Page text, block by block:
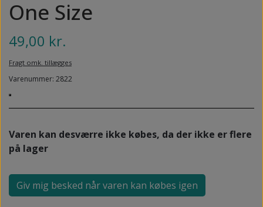
VABLER
SKINCAIR
One Size
49,00 kr.
Fragt omk. tillægges
Varenummer: 2822
Varen kan desværre ikke købes, da der ikke er flere
på lager
Giv mig besked når varen kan købes igen